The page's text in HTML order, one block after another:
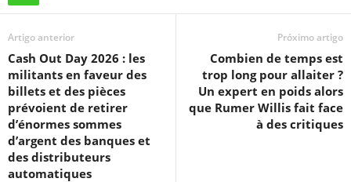
Artigo anterior
Cash Out Day 2026 : les
militants en faveur des
billets et des pièces
prévoient de retirer
d’énormes sommes
d’argent des banques et
des distributeurs
automatiques
Próximo artigo
Combien de temps est
trop long pour allaiter ?
Un expert en poids alors
que Rumer Willis fait face
à des critiques